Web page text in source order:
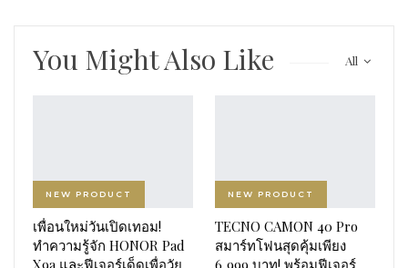
All
You Might Also Like
NEW PRODUCT
เพื่อนใหม่วันเปิดเทอม!
ทำความรู้จัก HONOR Pad
X9a และฟีเจอร์เด็ดเพื่อวัย
NEW PRODUCT
TECNO CAMON 40 Pro
สมาร์ทโฟนสุดคุ้มเพียง
6,999 บาท! พร้อมฟีเจอร์